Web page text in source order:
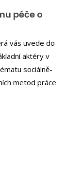
péče o
vás uvede do
aktéry v
sociálně-
metod práce